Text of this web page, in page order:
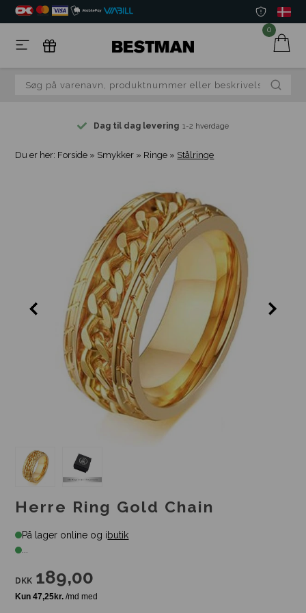
0
Dag til dag levering 1-2 hverdage
Du er her: Forside » Smykker » Ringe » Stålringe
Herre Ring Gold Chain
På lager online og ibutik
...
DKK 189,00